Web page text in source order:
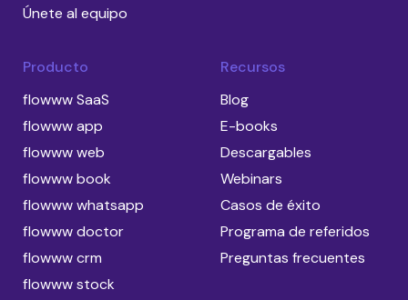
Únete al equipo
Producto
flowww SaaS
flowww app
flowww web
flowww book
flowww whatsapp
flowww doctor
flowww crm
flowww stock
Recursos
Blog
E-books
Descargables
Webinars
Casos de éxito
Programa de referidos
Preguntas frecuentes